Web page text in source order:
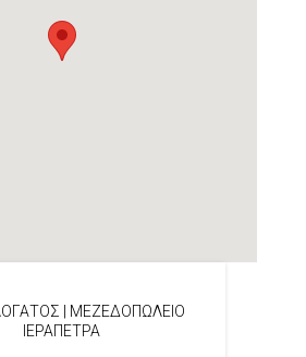
| ΜΕΖΕΔΟΠΩΛΕΙΟ
ΙΕΡΑΠΕΤΡΑ